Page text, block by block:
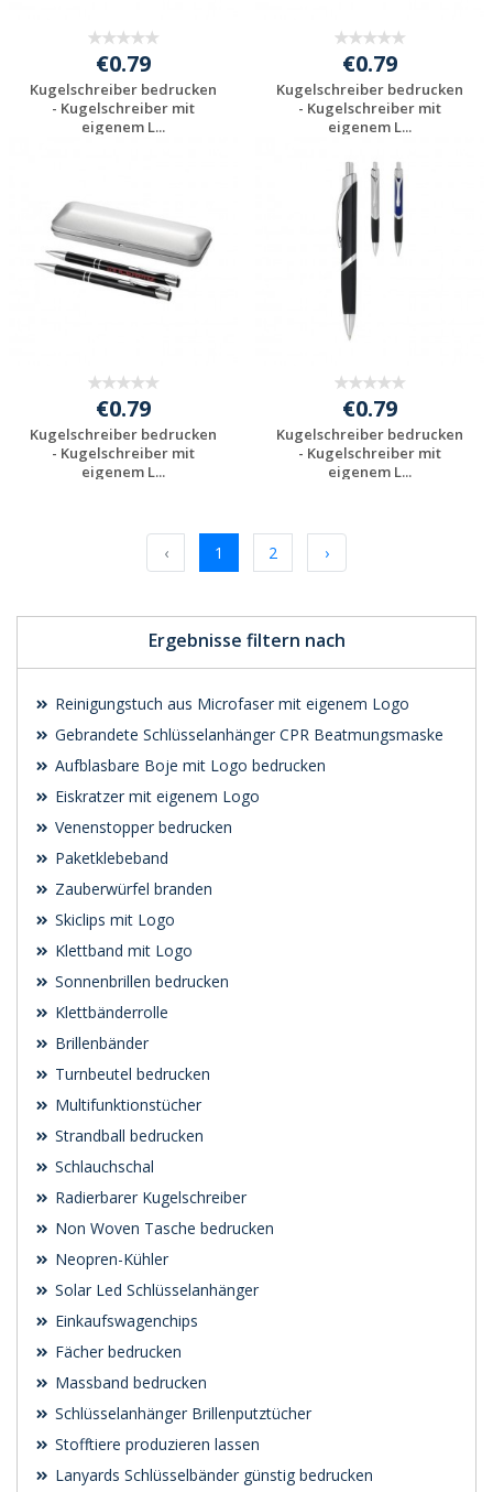
Ergebnisse filtern nach
Reinigungstuch aus Microfaser mit eigenem Logo
Gebrandete Schlüsselanhänger CPR Beatmungsmaske
Aufblasbare Boje mit Logo bedrucken
Eiskratzer mit eigenem Logo
Venenstopper bedrucken
Paketklebeband
Zauberwürfel branden
Skiclips mit Logo
Klettband mit Logo
Sonnenbrillen bedrucken
Klettbänderrolle
Brillenbänder
Turnbeutel bedrucken
Multifunktionstücher
Strandball bedrucken
Schlauchschal
Radierbarer Kugelschreiber
Non Woven Tasche bedrucken
Neopren-Kühler
Solar Led Schlüsselanhänger
Einkaufswagenchips
Fächer bedrucken
Massband bedrucken
Schlüsselanhänger Brillenputztücher
Stofftiere produzieren lassen
Lanyards Schlüsselbänder günstig bedrucken
€0.79
Kugelschreiber bedrucken
- Kugelschreiber mit
eigenem L...
€0.79
Kugelschreiber bedrucken
- Kugelschreiber mit
eigenem L...
Preis unverbindlich
anfragen
€0.79
Kugelschreiber bedrucken
- Kugelschreiber mit
eigenem L...
€0.79
Kugelschreiber bedrucken
- Kugelschreiber mit
eigenem L...
‹
1 2 ›